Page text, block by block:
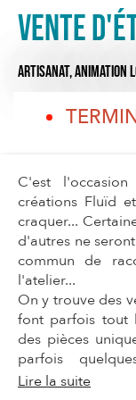
Vente
ARTISANAT,ANIMATION
C'est
créations Fluïd
craquer...
d'autres ne
commun de
l'atelier...
On y trouve des
font parfois tout
des pièces
parfois
Lire la suite